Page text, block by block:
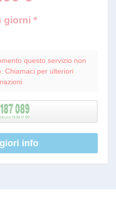
giorni *
questo servizio non
Chiamaci per ulteriori
info